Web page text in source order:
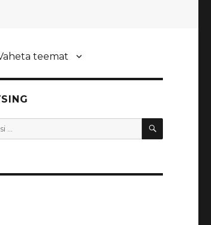
teemat
OTSI